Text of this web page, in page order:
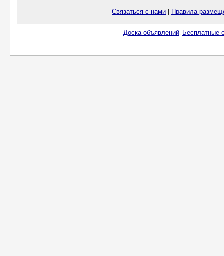
Связаться с нами Правила
Доска объявлений. Бесплатные